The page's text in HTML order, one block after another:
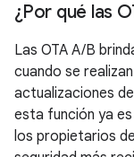
¿Por qué las
Las OTA A/B
cuando se
actualizaciones
esta función ya
los propietarios